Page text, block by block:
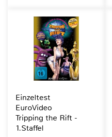
Einzeltest
EuroVideo
Tripping the Rift -
1.Staffel